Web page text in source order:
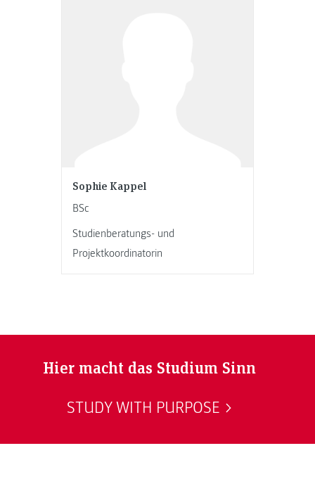
Sophie Kappel
BSc
Studienberatungs- und
Projektkoordinatorin
Hier macht das Studium Sinn
STUDY WITH PURPOSE